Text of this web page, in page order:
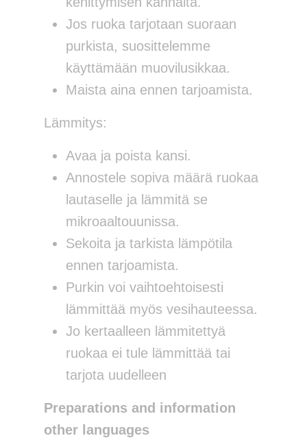
Jos ruoka tarjotaan suoraan
purkista, suosittelemme
käyttämään muovilusikkaa.
Maista aina ennen tarjoamista.
Lämmitys:
Avaa ja poista kansi.
Annostele sopiva määrä ruokaa
lautaselle ja lämmitä se
mikroaaltouunissa.
Sekoita ja tarkista lämpötila
ennen tarjoamista.
Purkin voi vaihtoehtoisesti
lämmittää myös vesihauteessa.
Jo kertaalleen lämmitettyä
ruokaa ei tule lämmittää tai
tarjota uudelleen
Preparations and information
other languages